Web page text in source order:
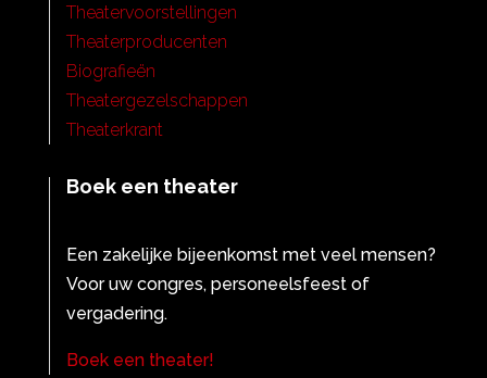
Theatervoorstellingen
Theaterproducenten
Biografieën
Theatergezelschappen
Theaterkrant
Boek een theater
Een zakelijke bijeenkomst met veel mensen?
Voor uw congres, personeelsfeest of
vergadering.
Boek een theater!